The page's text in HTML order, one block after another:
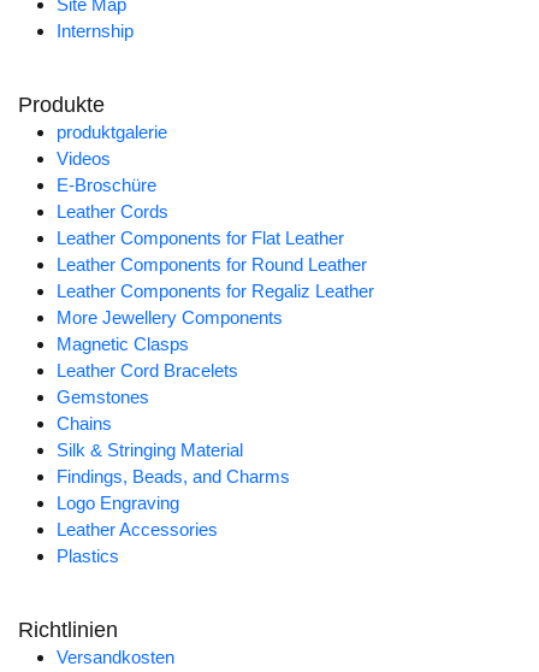
Site Map
Internship
Produkte
produktgalerie
Videos
E-Broschüre
Leather Cords
Leather Components for Flat Leather
Leather Components for Round Leather
Leather Components for Regaliz Leather
More Jewellery Components
Magnetic Clasps
Leather Cord Bracelets
Gemstones
Chains
Silk & Stringing Material
Findings, Beads, and Charms
Logo Engraving
Leather Accessories
Plastics
Richtlinien
Versandkosten